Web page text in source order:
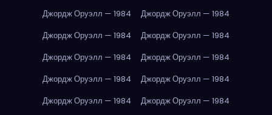
Джордж Оруэлл — 1984
Джордж Оруэлл — 1984
Джордж Оруэлл — 1984
Джордж Оруэлл — 1984
Джордж Оруэлл — 1984
Джордж Оруэлл — 1984
Джордж Оруэлл — 1984
Джордж Оруэлл — 1984
Джордж Оруэлл — 1984
Джордж Оруэлл — 1984